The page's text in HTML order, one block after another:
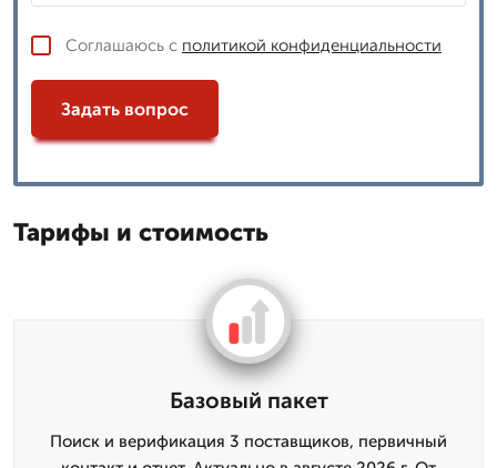
Соглашаюсь с политикой конфиденциальности
Задать вопрос
Тарифы и стоимость
Базовый пакет
Поиск и верификация 3 поставщиков, первичный